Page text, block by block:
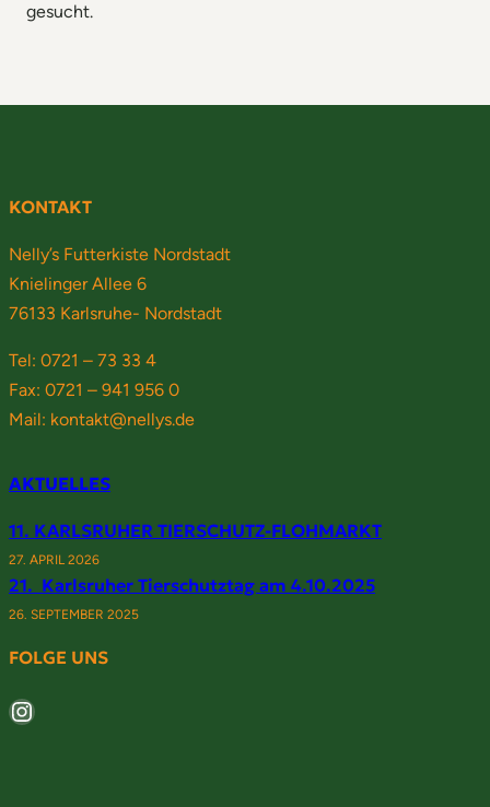
gesucht.
KONTAKT
Nelly’s Futterkiste Nordstadt
Knielinger Allee 6
76133 Karlsruhe- Nordstadt
Tel: 0721 – 73 33 4
Fax: 0721 – 941 956 0
Mail: kontakt@nellys.de
AKTUELLES
11. KARLSRUHER TIERSCHUTZ-FLOHMARKT
27. APRIL 2026
21. Karlsruher Tierschutztag am 4.10.2025
26. SEPTEMBER 2025
FOLGE UNS
Instagram